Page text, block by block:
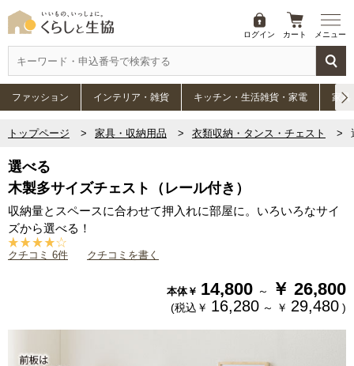
ログイン カート メニュー
ファッション インテリア・雑貨 キッチン・生活雑貨・家電 家具
トップページ 家具・収納用品 衣類収納・タンス・チェスト
選べる
木製多サイズチェスト（レール付き）
収納量とスペースに合わせて押入れに部屋に。いろいろなサイ
ズから選べる！
クチコミ 6件 クチコミを書く
本体￥ 14,800 ～ ￥ 26,800
(税込￥ 16,280 ～ ￥ 29,480 )